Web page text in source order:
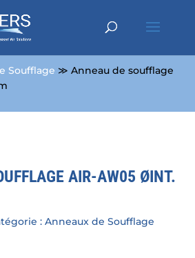
Soufflage ≫ Anneau de soufflage
AIR-AW05 ØINT.
:Anneaux de Soufflage